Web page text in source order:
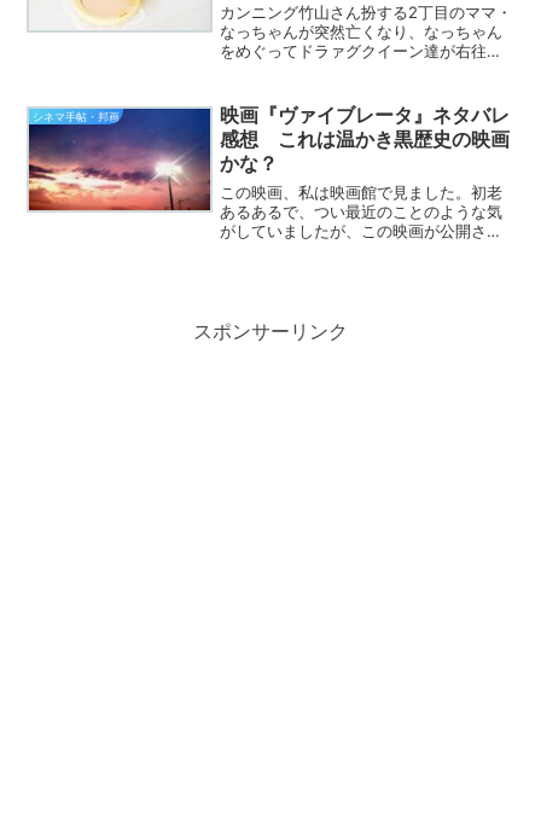
カンニング竹山さん扮する2丁目のママ・
なっちゃんが突然亡くなり、なっちゃん
をめぐってドラァグクイーン達が右往左
りするシーンもあり、私はぼんやりと我
が行く末を考えてしまい...
シネマ手帖・邦画
映画『ヴァイブレータ』ネタバレ
感想 これは温かき黒歴史の映画
かな？
この映画、私は映画館で見ました。初老
あるあるで、つい最近のことのような気
がしていましたが、この映画が公開され
スポンサーリンク